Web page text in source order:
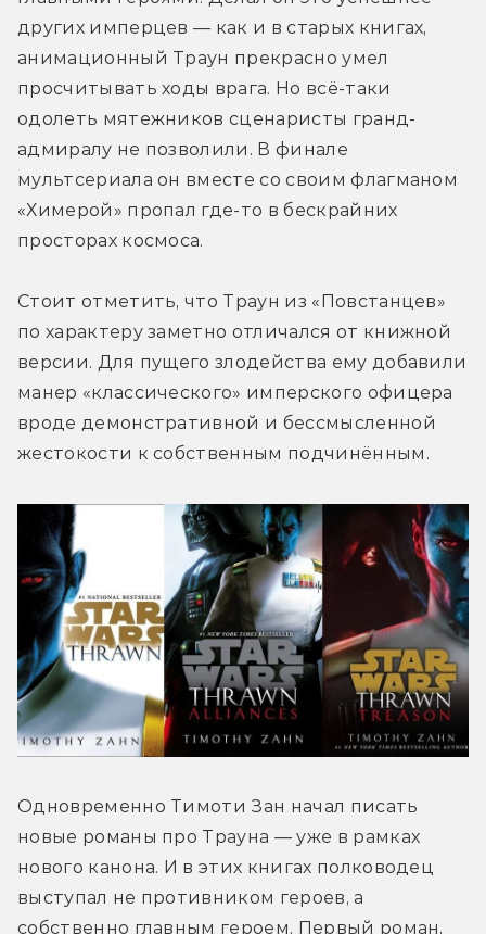
других имперцев — как и в старых книгах,
анимационный Траун прекрасно умел
просчитывать ходы врага. Но всё-таки
одолеть мятежников сценаристы гранд-
адмиралу не позволили. В финале
мультсериала он вместе со своим флагманом
«Химерой» пропал где-то в бескрайних
просторах космоса.
Стоит отметить, что Траун из «Повстанцев»
по характеру заметно отличался от книжной
версии. Для пущего злодейства ему добавили
манер «классического» имперского офицера
вроде демонстративной и бессмысленной
жестокости к собственным подчинённым.
Одновременно Тимоти Зан начал писать
новые романы про Трауна — уже в рамках
нового канона. И в этих книгах полководец
выступал не противником героев, а
собственно главным героем. Первый роман,